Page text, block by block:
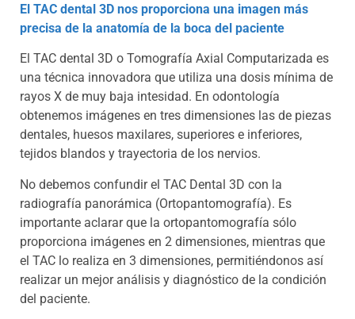
El TAC dental 3D nos proporciona una imagen más
precisa de la anatomía de la boca del paciente
El TAC dental 3D o Tomografía Axial Computarizada es
una técnica innovadora que utiliza una dosis mínima de
rayos X de muy baja intesidad. En odontología
obtenemos imágenes en tres dimensiones las de piezas
dentales, huesos maxilares, superiores e inferiores,
tejidos blandos y trayectoria de los nervios.
No debemos confundir el TAC Dental 3D con la
radiografía panorámica (Ortopantomografía). Es
importante aclarar que la ortopantomografía sólo
proporciona imágenes en 2 dimensiones, mientras que
el TAC lo realiza en 3 dimensiones, permitiéndonos así
realizar un mejor análisis y diagnóstico de la condición
del paciente.